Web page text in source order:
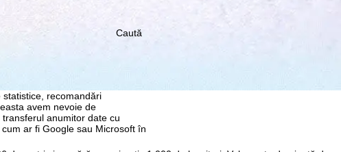
pe care noi, TravelTrex
recomandări
avem nevoie de
anumitor date cu
ar fi Google sau Microsoft în
Caută